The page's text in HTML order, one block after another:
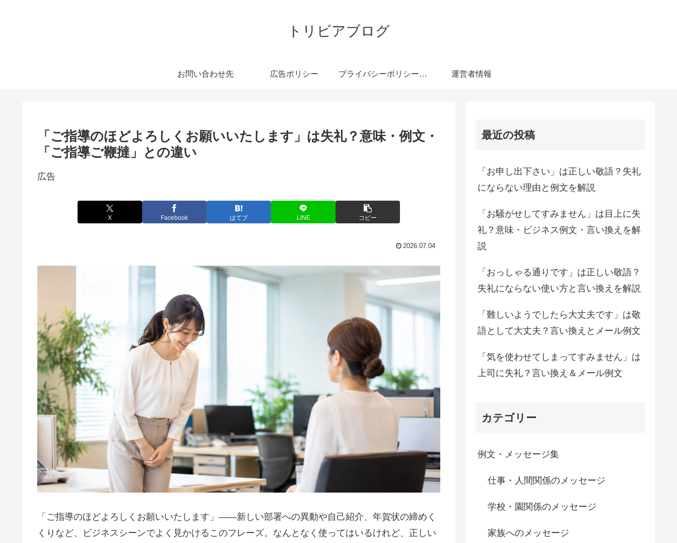
トリビアブログ
お問い合わせ先 広告ポリシー プライバシーポリシー・免責事項 運営者情報
「ご指導のほどよろしくお願いいたします」は失礼？意味・例文・
「ご指導ご鞭撻」との違い
広告
X Facebook はてブ LINE コピー
2026.07.04
「ご指導のほどよろしくお願いいたします」——新しい部署への異動や自己紹介、年賀状の締めく
くりなど、ビジネスシーンでよく見かけるこのフレーズ。なんとなく使ってはいるけれど、正しい
最近の投稿
「お申し出下さい」は正しい敬語？失礼
にならない理由と例文を解説
「お騒がせしてすみません」は目上に失
礼？意味・ビジネス例文・言い換えを解
説
「おっしゃる通りです」は正しい敬語？
失礼にならない使い方と言い換えを解説
「難しいようでしたら大丈夫です」は敬
語として大丈夫？言い換えとメール例文
「気を使わせてしまってすみません」は
上司に失礼？言い換え＆メール例文
カテゴリー
例文・メッセージ集
仕事・人間関係のメッセージ
学校・園関係のメッセージ
家族へのメッセージ